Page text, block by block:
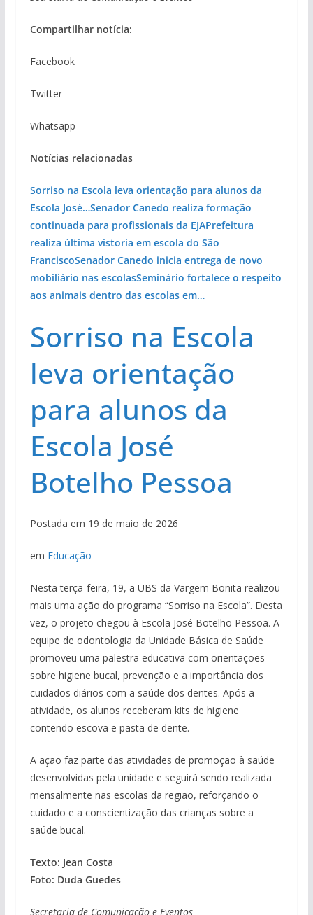
Compartilhar notícia:
Facebook
Twitter
Whatsapp
Notícias relacionadas
Sorriso na Escola leva orientação para alunos da
Escola José…Senador Canedo realiza formação
continuada para profissionais da EJAPrefeitura
realiza última vistoria em escola do São
FranciscoSenador Canedo inicia entrega de novo
mobiliário nas escolasSeminário fortalece o respeito
aos animais dentro das escolas em…
Sorriso na Escola
leva orientação
para alunos da
Escola José
Botelho Pessoa
Postada em 19 de maio de 2026
em Educação
Nesta terça-feira, 19, a UBS da Vargem Bonita realizou
mais uma ação do programa “Sorriso na Escola”. Desta
vez, o projeto chegou à Escola José Botelho Pessoa. A
equipe de odontologia da Unidade Básica de Saúde
promoveu uma palestra educativa com orientações
sobre higiene bucal, prevenção e a importância dos
cuidados diários com a saúde dos dentes. Após a
atividade, os alunos receberam kits de higiene
contendo escova e pasta de dente.
A ação faz parte das atividades de promoção à saúde
desenvolvidas pela unidade e seguirá sendo realizada
mensalmente nas escolas da região, reforçando o
cuidado e a conscientização das crianças sobre a
saúde bucal.
Texto: Jean Costa
Foto: Duda Guedes
Secretaria de Comunicação e Eventos